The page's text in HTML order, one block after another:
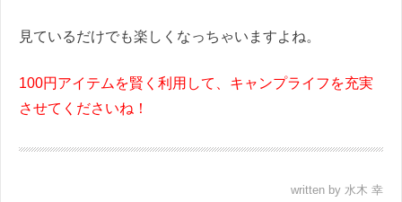
見ているだけでも楽しくなっちゃいますよね。
100円アイテムを賢く利用して、キャンプライフを充実
させてくださいね！
written by 水木 幸